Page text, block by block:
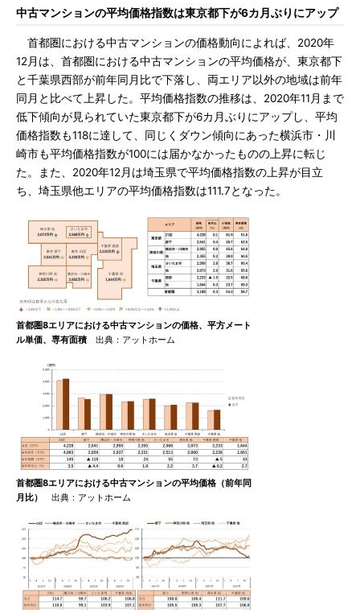
中古マンションの平均価格指数は東京都下が6カ月ぶりにアップ
首都圏における中古マンションの価格動向によれば、2020年
12月は、首都圏における中古マンションの平均価格が、東京都下
と千葉県西部が前年同月比で下落し、両エリア以外の地域は前年
同月と比べて上昇した。平均価格指数の推移は、2020年11月まで
低下傾向が見られていた東京都下が6カ月ぶりにアップし、平均
価格指数も118に達して、同じくダウン傾向にあった横浜市・川
崎市も平均価格指数が100には届かなかったものの上昇に転じ
た。また、2020年12月は埼玉県で平均価格指数の上昇が目立
ち、埼玉県他エリアの平均価格指数は111.7となった。
首都圏8エリアにおける中古マンションの価格、平方メート
ル単価、専有面積 出典：アットホーム
首都圏8エリアにおける中古マンションの平均価格（前年同
月比）
出典：アットホーム